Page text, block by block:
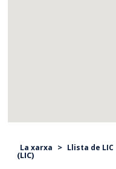
La xarxa > Llista de LIC
(LIC)